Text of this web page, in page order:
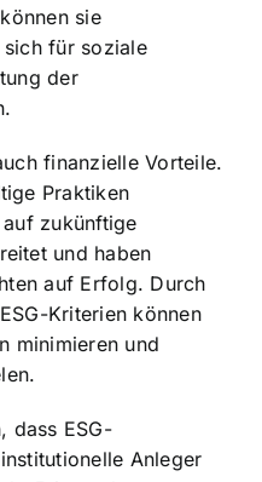
sie
für soziale
der
finanzielle Vorteile.
Praktiken
zukünftige
und haben
auf Erfolg. Durch
Kriterien können
minimieren und
dass ESG-
Anleger